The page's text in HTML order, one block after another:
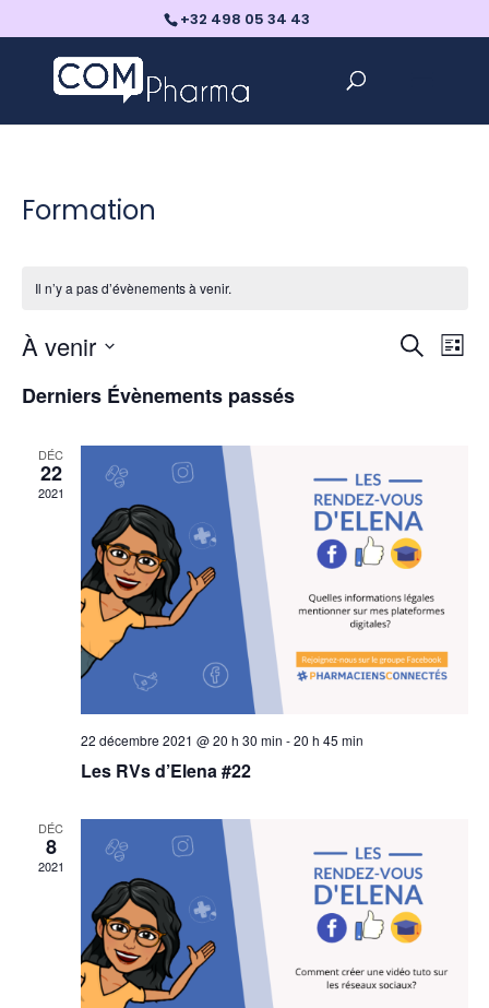
+32 498 05 34 43
Formation
Il n’y a pas d’évènements à venir.
vues
de
Liste
À venir
Sélectionnez
une
date.
Derniers Évènements passés
DÉC
22
2021
22 décembre 2021 @ 20 h 30 min -20 h 45 min
Les RVs d’Elena #22
DÉC
8
2021